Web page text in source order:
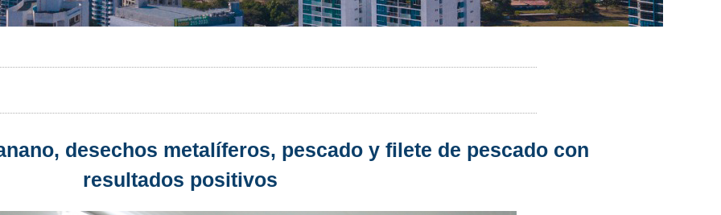
desechos metalíferos, pescado y filete de pescado con
resultados positivos